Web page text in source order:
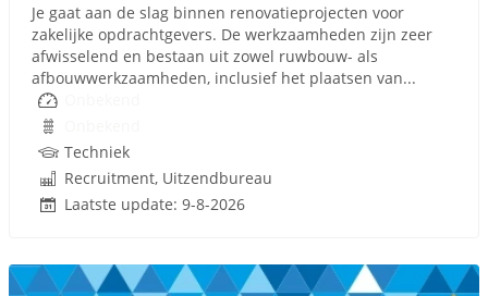
Je gaat aan de slag binnen renovatieprojecten voor
zakelijke opdrachtgevers. De werkzaamheden zijn zeer
afwisselend en bestaan uit zowel ruwbouw- als
afbouwwerkzaamheden, inclusief het plaatsen van...
Techniek
Recruitment, Uitzendbureau
Laatste update: 9-8-2026